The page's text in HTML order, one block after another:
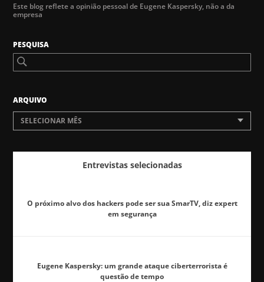
Este blog reflete a opinião pessoal de Eugene Kaspersky, não a da
empresa
PESQUISA
ARQUIVO
SELECIONAR MÊS
Entrevistas selecionadas
O próximo alvo dos hackers pode ser sua SmarTV, diz expert
em segurança
Eugene Kaspersky: um grande ataque ciberterrorista é
questão de tempo